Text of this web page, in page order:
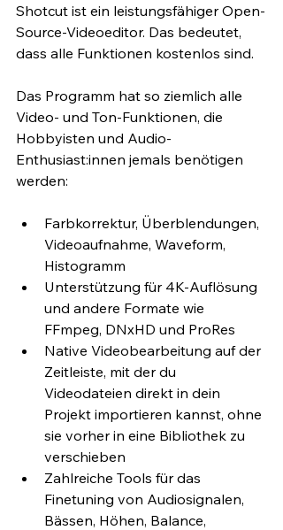
Shotcut ist ein leistungsfähiger Open-
Source-Videoeditor. Das bedeutet,
dass alle Funktionen kostenlos sind.
Das Programm hat so ziemlich alle
Video- und Ton-Funktionen, die
Hobbyisten und Audio-
Enthusiast:innen jemals benötigen
werden:
Farbkorrektur, Überblendungen,
Videoaufnahme, Waveform,
Histogramm
Unterstützung für 4K-Auflösung
und andere Formate wie
FFmpeg, DNxHD und ProRes
Native Videobearbeitung auf der
Zeitleiste, mit der du
Videodateien direkt in dein
Projekt importieren kannst, ohne
sie vorher in eine Bibliothek zu
verschieben
Zahlreiche Tools für das
Finetuning von Audiosignalen,
Bässen, Höhen, Balance,